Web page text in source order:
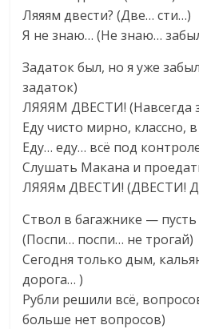
Ляяям двести? (Две… сти…)
Я не знаю… (Не знаю…
Задаток был, но я уже
задаток)
ЛЯЯЯМ ДВЕСТИ! (Навсегда
Еду чисто мирно, классно,
Еду… еду… всё под
Слушать Макана и
ЛЯЯЯм ДВЕСТИ! (ДВЕСТИ!
Ствол в багажнике —
(Поспи… поспи… не трогай)
Сегодня только дым,
дорога… )
Рубли решили всё,
больше нет вопросов)